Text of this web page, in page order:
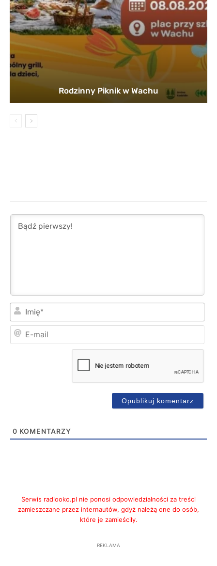
Rodzinny Piknik w Wachu
0 KOMENTARZY
Serwis radiooko.pl nie ponosi odpowiedzialności za treści
zamieszczane przez internautów, gdyż należą one do osób,
które je zamieściły.
REKLAMA